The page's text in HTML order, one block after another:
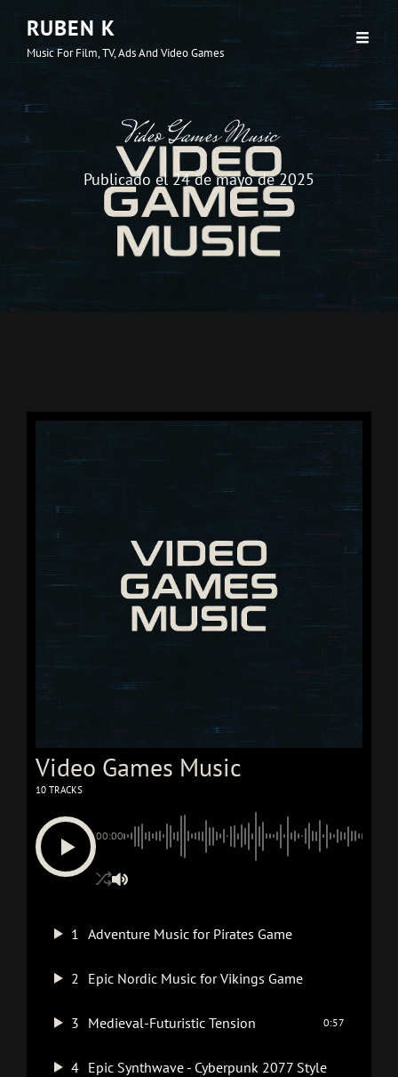
RUBEN K
Music For Film, TV, Ads And Video Games
Video Games Music
Publicado el 24 de mayo de 2025
Video Games Music
10 TRACKS
00:00
1 Adventure Music for Pirates Game
2 Epic Nordic Music for Vikings Game
3 Medieval-Futuristic Tension 0:57
4 Epic Synthwave - Cyberpunk 2077 Style